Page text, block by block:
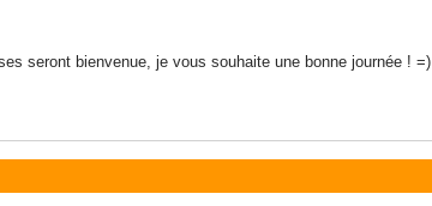
seront bienvenue, je vous souhaite une bonne journée ! =)